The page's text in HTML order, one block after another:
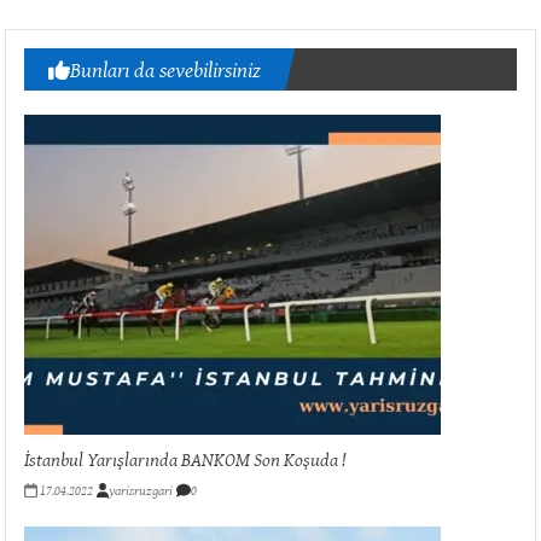
Bunları da sevebilirsiniz
İstanbul Yarışlarında BANKOM Son Koşuda !
17.04.2022 yarisruzgari 0